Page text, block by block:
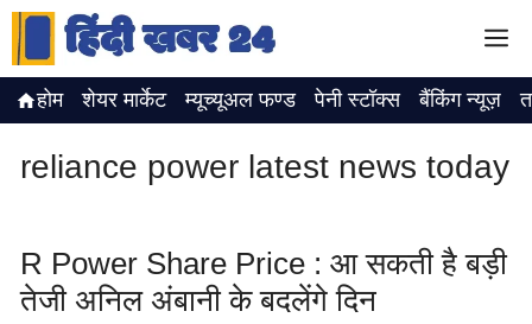
Skip
content
होम शेयर मार्केट म्यूच्यूअल फण्ड पेनी स्टॉक्स बैंकिंग न्यूज़
reliance power latest news today
R Power Share Price : आ सकती है बड़ी
तेजी अनिल अंबानी के बदलेंगे दिन